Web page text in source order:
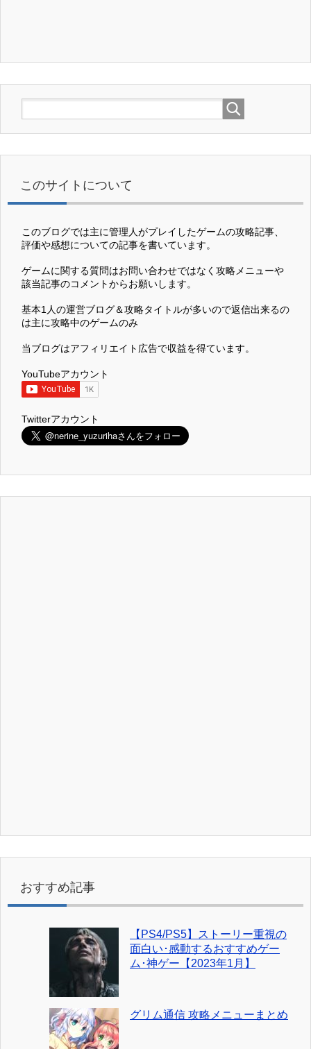
このサイトについて
このブログでは主に管理人がプレイしたゲームの攻略記事、
評価や感想についての記事を書いています。
ゲームに関する質問はお問い合わせではなく攻略メニューや
該当記事のコメントからお願いします。
基本1人の運営ブログ＆攻略タイトルが多いので返信出来るの
は主に攻略中のゲームのみ
当ブログはアフィリエイト広告で収益を得ています。
YouTubeアカウント
Twitterアカウント
おすすめ記事
【PS4/PS5】ストーリー重視の
面白い･感動するおすすめゲー
ム･神ゲー【2023年1月】
グリム通信 攻略メニューまとめ